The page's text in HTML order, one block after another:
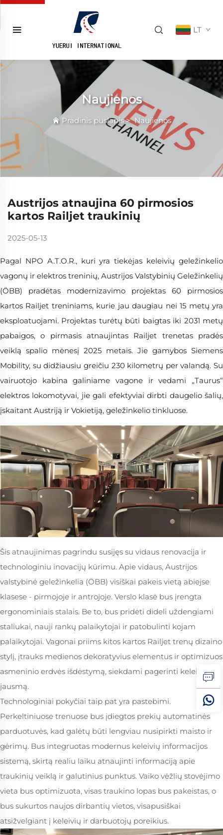
LT
Naujienos
Pradinis puslapis>Naujienos
Austrijos atnaujina 60 pirmosios
kartos Railjet traukinių
2025-05-13
Pagal NPO A.T.O.R., kuri yra tiekėjas keleivių geležinkelio
vagonų ir elektros treninių, Austrijos Valstybinių Geležinkelių
(ÖBB) pradėtas modernizavimo projektas 60 pirmosios
kartos Railjet treniniams, kurie jau daugiau nei 15 metų yra
eksploatuojami. Projektas turėtų būti baigtas iki 2031 metų
pabaigos, o pirmasis atnaujintas Railjet trenetas pradės
veiklą spalio mėnesį 2025 metais. Jie gamybos Siemens
Mobility, su didžiausiu greičiu 230 kilometrų per valandą. Su
vairuotojo kabina galiniame vagone ir vedami „Taurus“
elektros lokomotyvai, jie gali efektyviai dirbti daugelio šalių,
įskaitant Austriją ir Vokietiją, geležinkelio tinkluose.
Šis atnaujinimas pagrindu susijęs su vidaus renovacija ir
technologiniu inovacijų kūrimu. Apie vidaus, Austrijos
valstybinė geležinkelia (ÖBB) visiškai pakeis vietą abiejse
klasese - pirmojoje ir antrojoje. Verslo klasė bus įrengta
ergonominiais stalais. Be to, bus pridėti dideli uždengiami
staliukai, nauji rankų palaikytojai ir patobulinti kojam
palaikytojai. Vagonai priims kitos kartos Railjet trenų dizaino
stylį, įtrauks medienos dekoratyvius elementus ir optimizuos
asmeninio erdvės išdėstymą, siekdami pagerinti keleivių
jausmą.
Technologiniai pokyčiai taip pat yra pastebimi.
Perkeltiniuose trenuose bus įdiegtos prekių automatinės
parduotuvės, kad galėtų būti lengviau nusipirkti maisto ir
gėrimų. Bus integruotas modernus keleivių informacijos
sistemą, skirtą realiu laiku atnaujinti informaciją apie
traukinių veiklą ir galutinius punktus. Vaiko vėžlių stovėjimo
vieta bus optimizuota, visas traukino lopas bus pakeistas, o
bus sukurtos naujos dirbantių vietos, visapusiškai
atsižvelgiant į keleivių ir darbuotojų poreikius.